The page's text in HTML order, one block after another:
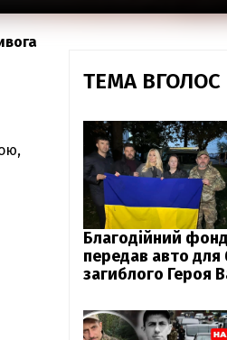
ТЕМА ВГОЛОС
Благодійний
передав авто для
загиблого Героя